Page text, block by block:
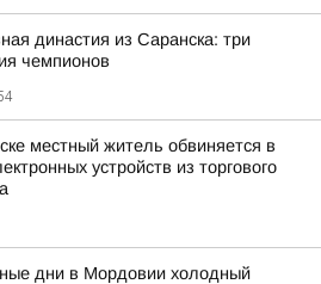
династия из Саранска: три
чемпионов
местный житель обвиняется в
устройств из торгового
дни в Мордовии холодный